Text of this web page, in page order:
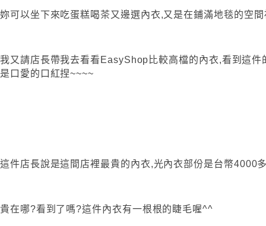
妳可以坐下來吃蛋糕喝茶又邊選內衣,又是在鋪滿地毯的空
我又請店長帶我去看看EasyShop比較高檔的內衣,看到這件
是口愛的口紅捏~~~~
這件店長說是這間店裡最貴的內衣,光內衣部份是台幣4000
貴在哪?看到了嗎?這件內衣有一根根的睫毛喔^^